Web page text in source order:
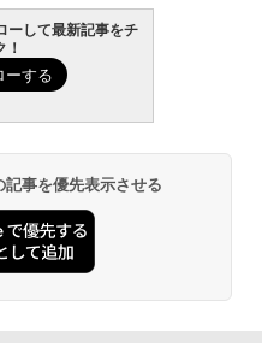
ーして最新記事をチ
！
事を優先表示させる